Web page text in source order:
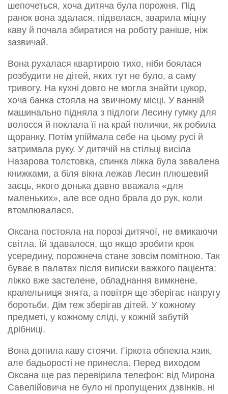
шепочеться, хоча дитяча була порожня. Під
ранок вона здалася, підвелася, зварила міцну
каву й почала збиратися на роботу раніше, ніж
зазвичай.
Вона рухалася квартирою тихо, ніби боялася
розбудити не дітей, яких тут не було, а саму
тривогу. На кухні довго не могла знайти цукор,
хоча банка стояла на звичному місці. У ванній
машинально підняла з підлоги Лесину гумку для
волосся й поклала її на край полички, як робила
щоранку. Потім упіймала себе на цьому русі й
затримала руку. У дитячій на стільці висіла
Назарова толстовка, спинка ліжка була завалена
книжками, а біля вікна лежав Лесин плюшевий
заєць, якого донька давно вважала «для
маленьких», але все одно брала до рук, коли
втомлювалася.
Оксана постояла на порозі дитячої, не вмикаючи
світла. Їй здавалося, що якщо зробити крок
усередину, порожнеча стане зовсім помітною. Так
буває в палатах після виписки важкого пацієнта:
ліжко вже застелене, обладнання вимкнене,
крапельниця знята, а повітря ще зберігає напругу
боротьби. Дім теж зберігав дітей. У кожному
предметі, у кожному сліді, у кожній забутій
дрібниці.
Вона допила каву стоячи. Гіркота обпекла язик,
але бадьорості не принесла. Перед виходом
Оксана ще раз перевірила телефон: від Мирона
Савелійовича не було ні пропущених дзвінків, ні